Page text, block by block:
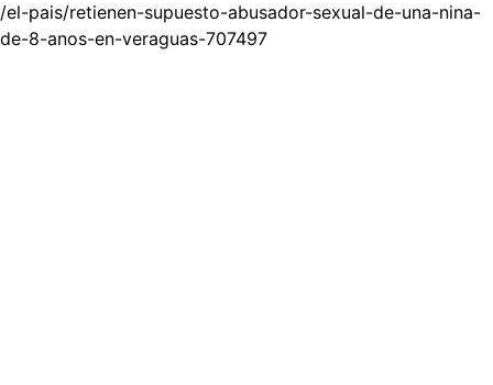
/el-pais/retienen-supuesto-abusador-sexual-de-una-nina-
de-8-anos-en-veraguas-707497